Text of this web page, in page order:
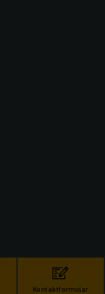
Kontaktformular